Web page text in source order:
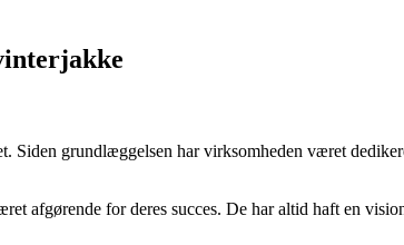
grundlæggelsen har virksomheden været
afgørende for deres succes. De har altid haft en